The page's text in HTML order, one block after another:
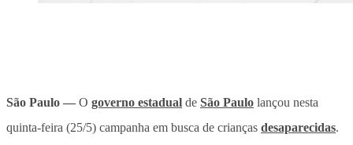
São Paulo — O governo estadual de São Paulo lançou nesta
quinta-feira (25/5) campanha em busca de crianças desaparecidas.